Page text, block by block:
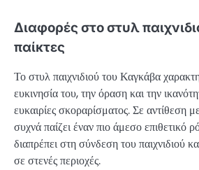
Διαφορές στο στυλ
παίκτες
Το στυλ παιχνιδιού του Καγκάβα
ευκινησία του, την όραση και την
ευκαιρίες σκοραρίσματος. Σε αντίθεση
συχνά παίζει έναν πιο άμεσο επιθετικό
διαπρέπει στη σύνδεση του παιχνιδιού
σε στενές περιοχές.